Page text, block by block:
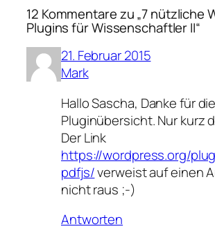
12 Kommentare zu „7 nützliche
Plugins für Wissenschaftler II“
21. Februar 2015
Mark
Hallo Sascha, Danke für
Pluginübersicht. Nur kurz
Der Link
https://wordpress.org/
pdfjs/verweist auf einen
nicht raus ;-)
Antworten